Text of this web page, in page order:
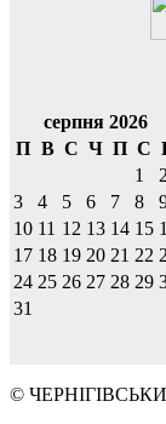
серпня 2026
П В С Ч П С
1
2
3
4 5 6 7 8
10 11 12 13 14 15
17 18 19 20 21 22
24 25 26 27 28 29
31
©